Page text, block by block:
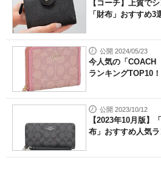
【コーチ】上質で
「財布」おすすめ3
公開 2024/05/23
今人気の「COACH
ランキングTOP10
公開 2023/10/12
【2023年10月版】
布」おすすめ人気